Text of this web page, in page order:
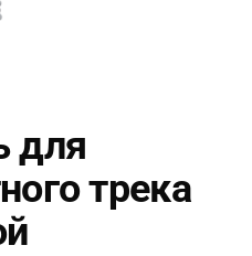
для
трека